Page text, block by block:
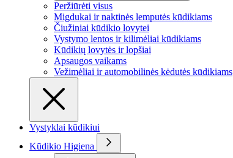
Peržiūrėti visus
Migdukai ir naktinės lemputės kūdikiams
Čiužiniai kūdikio lovytei
Vystymo lentos ir kilimėliai kūdikiams
Kūdikių lovytės ir lopšiai
Apsaugos vaikams
Vežimėliai ir automobilinės kėdutės kūdikiams
Vystyklai kūdikiui
Kūdikio Higiena